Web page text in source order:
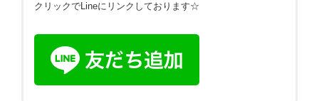
クリックでLineにリンクしております☆